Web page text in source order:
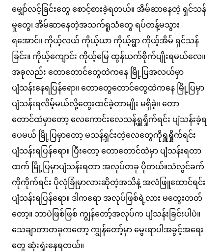
မျှော်လင့်ခြင်းတွေ စောင့်စားခဲ့ရတယ်။ အိမ်ဆာနေတဲ့ ရှင်သန်
မှုတွေ၊ အိမ်ဆာနေတဲ့အသက်ရူသံတွေ ရပ်တန့်မသွား
ရအောင်။ ကိုယ့်လယ် ကိုယ့်ယာ ကိုယ့်ရွာ ကိုယ့်အိမ် ရှင်သန်
ခြင်း။ ကိုယ့်ကျောင်း ကိုယ့်မြေ ထွန်ယက်စိုက်ပျိုးရမယ်လေ။
အခုလည်း တောတောင်တွေထဲကနေ မြို့ပြအလယ်မှာ
ပျံသန်းနေရပြန်ရော။ တောတွေတောင်တွေထဲကနေ မြို့ပြမှာ
ပျံသန်းရလိမ့်မယ်လို့တွေးထင်ခဲ့တာမျိုး မရှိခဲ့။ တော
တောင်ထဲမှာတော့ လေကောင်းလေသန့်ရှူရှိုက်ရင်း ပျံသန်းခဲ့ရ
ပေမယ် မြို့ပြမှာတော့ မသန့်ရှင်းတဲ့လေတွေကိုရှူရှိုက်ရင်း
ပျံသန်းရပြန်ရော။ ပြီးတော့ တောတောင်ထဲမှာ ပျံသန်းရတာ
ထက် မြို့ပြမှာပျံသန်းရတာ အလုပ်တခု ပိုတယ်။သံလွင်ခက်
ကိုကိုက်ရင်း ပိုလုံခြုံမှာလားဆိုတဲ့အသိနဲ့ အလံဖြူထောင်ရင်း
ပျံသန်းရပြန်ရော။ ဒါကရော အလုပ်ဖြစ်ရဲ့လား မတွေးတတ်
တော့။ ဘာပဲဖြစ်ဖြစ် ကျွန်တော့်အလုပ်က ပျံသန်းခြင်းပါပဲ။
သေချာတာတခုကတော့ ကျွန်​တော့်မှာ မွေးရာပါအခွင့်အရေး
တွေ ဆုံးရှုံးနေရတယ်။